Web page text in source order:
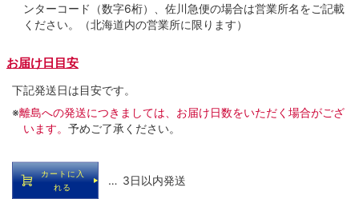
ンターコード（数字6桁）、佐川急便の場合は営業所名をご記載
ください。（北海道内の営業所に限ります）
お届け日目安
下記発送日は目安です。
※離島への発送につきましては、お届け日数をいただく場合がござ
います。 予めご了承ください。
カートに入
れる
… 3日以内発送